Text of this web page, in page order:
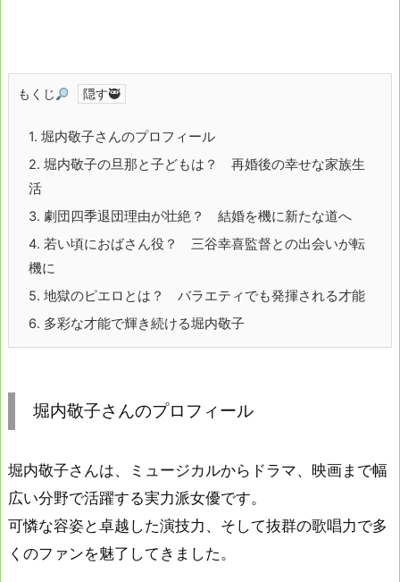
もくじ
1. 堀内敬子さんのプロフィール
2. 堀内敬子の旦那と子どもは？ 再婚後の幸せな家族生
活
3. 劇団四季退団理由が壮絶？ 結婚を機に新たな道へ
4. 若い頃におばさん役？ 三谷幸喜監督との出会いが転
機に
5. 地獄のピエロとは？ バラエティでも発揮される才能
6. 多彩な才能で輝き続ける堀内敬子
堀内敬子さんのプロフィール
堀内敬子さんは、ミュージカルからドラマ、映画まで幅
広い分野で活躍する実力派女優です。
可憐な容姿と卓越した演技力、そして抜群の歌唱力で多
くのファンを魅了してきました。